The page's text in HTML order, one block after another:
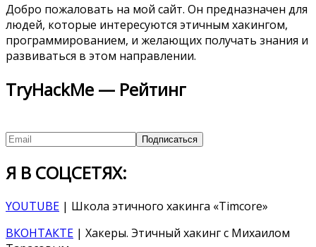
Добро пожаловать на мой сайт. Он предназначен для
людей, которые интересуются этичным хакингом,
программированием, и желающих получать знания и
развиваться в этом направлении.
TryHackMe — Рейтинг
Я В СОЦСЕТЯХ:
YOUTUBE | Школа этичного хакинга «Timcore»
ВКОНТАКТЕ | Хакеры. Этичный хакинг с Михаилом